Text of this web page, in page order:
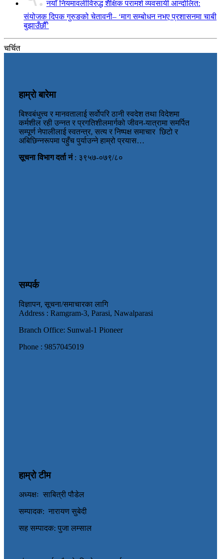
नयाँ नियमावलीविरुद्ध शैक्षिक परामर्श व्यवसायी आन्दोलित:
संयोजक दिपक गुरुङको चेतावनी– ‘माग सम्बोधन नभए प्रशासनमा चाबी
बुझाउँछौँ’
चर्चित
हाम्रो बारेमा
बिश्वबंधुत्त्व र मानवतालाई सर्वोपरि ठानी स्वदेश तथा विदेशमा
कर्मशील रही उन्नत र प्रगतिशीलमार्गको जीवन-यात्रामा समर्पित
सम्पूर्ण नेपालीलाई स्वतन्त्र, सत्य र निष्पक्ष समाचार छिटो र
अबिछिन्नरूपमा पहुँच पुर्याउन्ने हाम्रो प्रयास…
सूचना विभाग दर्ता नं: ३९५७-०७९/८०
सम्पर्क
विज्ञापन, सूचना/समाचारका लागि
Address : Ramgram-3, Parasi, Nawalparasi
Branch Office: Sunwal-1 Pioneer
Phone : 9857045019
हाम्रो टीम
अध्यक्षः साबित्री पौडेल
सम्पादक: नारायण सुबेदी
सह सम्पादक: पुजा लम्साल